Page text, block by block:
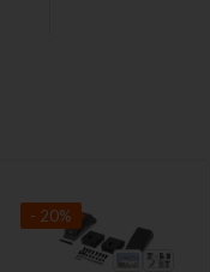
- 20%